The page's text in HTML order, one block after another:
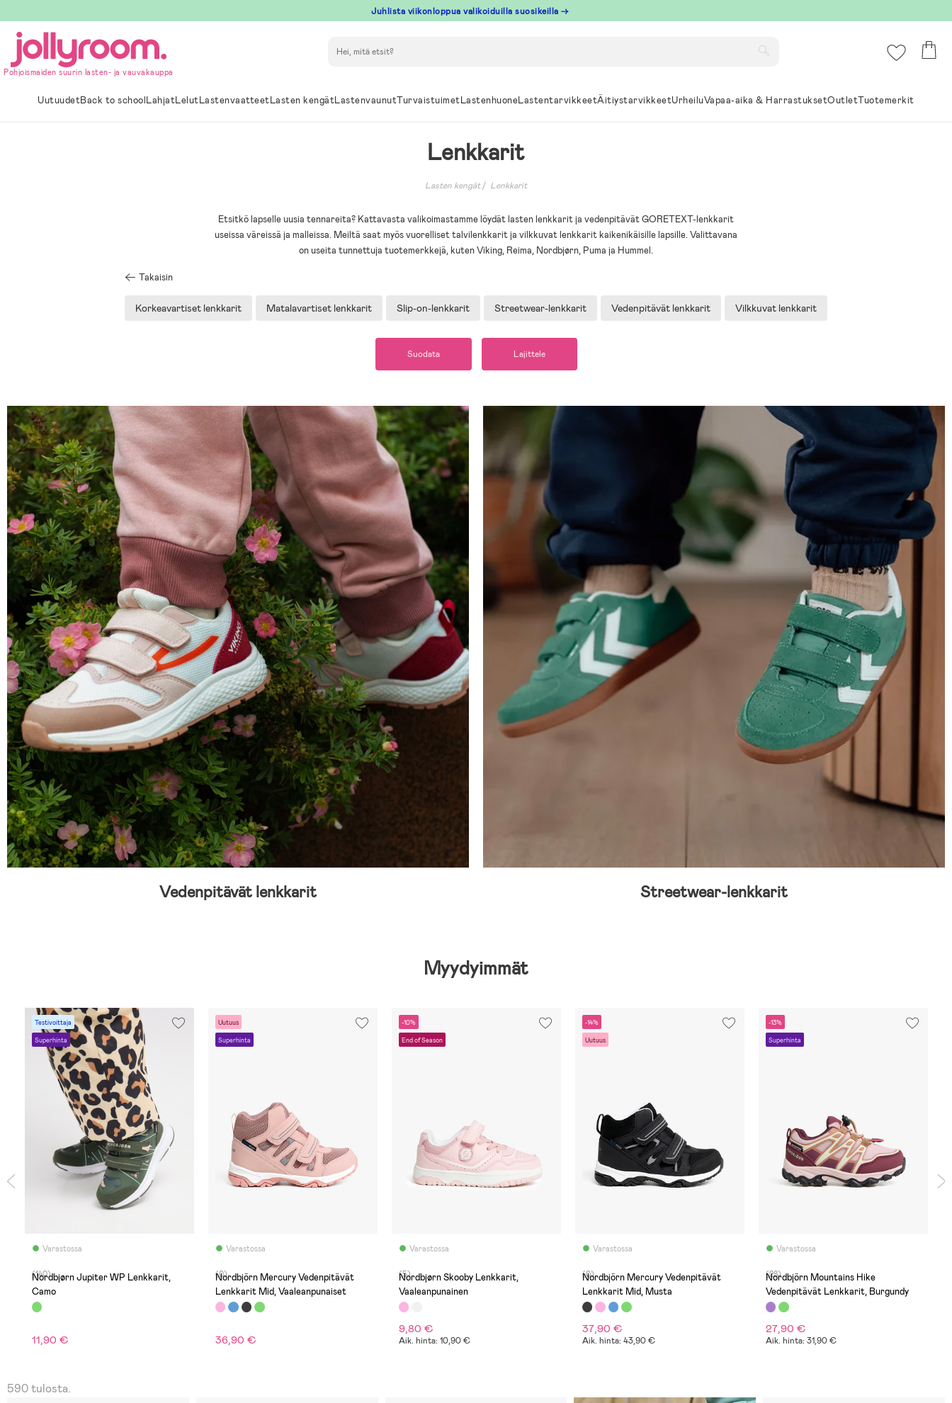
till
innehållet
Juhlista viikonloppua valikoiduilla suosikeilla →
Pohjoismaiden suurin lasten- ja vauvakauppa
UutuudetBack to schoolLahjatLelutLastenvaatteetLasten kengätLastenvaunutTurvaistuimetLastenhuoneLastentarvikkeetÄitiystarvikkeetUrheiluVapaa-aika & HarrastuksetOutletTuotemerkit
Lenkkarit
Lasten kengät Lenkkarit
Etsitkö lapselle uusia tennareita? Kattavasta valikoimastamme löydät lasten lenkkarit ja vedenpitävät GORETEXT-lenkkarit
useissa väreissä ja malleissa. Meiltä saat myös vuorelliset talvilenkkarit ja vilkkuvat lenkkarit kaikenikäisille lapsille. Valittavana
on useita tunnettuja tuotemerkkejä, kuten Viking, Reima, Nordbjørn, Puma ja Hummel.
Takaisin
Korkeavartiset lenkkarit Matalavartiset lenkkarit Slip-on-lenkkarit Streetwear-lenkkarit Vedenpitävät lenkkarit Vilkkuvat lenkkarit
Suodata Lajittele
Vedenpitävät lenkkarit Streetwear-lenkkarit
Myydyimmät
Testivoittaja
Superhinta
Varastossa
(140)
Nordbjørn Jupiter WP Lenkkarit,
Camo
11,90 €
Uutuus
Superhinta
Varastossa
(0)
Nordbjörn Mercury Vedenpitävät
Lenkkarit Mid, Vaaleanpunaiset
36,90 €
-10%
End of Season
Varastossa
(5)
Nordbjørn Skooby Lenkkarit,
Vaaleanpunainen
9,80 €
Aik. hinta: 10,90 €
-14%
Uutuus
Varastossa
(0)
Nordbjörn Mercury Vedenpitävät
Lenkkarit Mid, Musta
37,90 €
Aik. hinta: 43,90 €
-13%
Superhinta
Varastossa
(28)
Nordbjörn Mountains Hike
Vedenpitävät Lenkkarit, Burgundy
27,90 €
Aik. hinta: 31,90 €
590 tulosta.